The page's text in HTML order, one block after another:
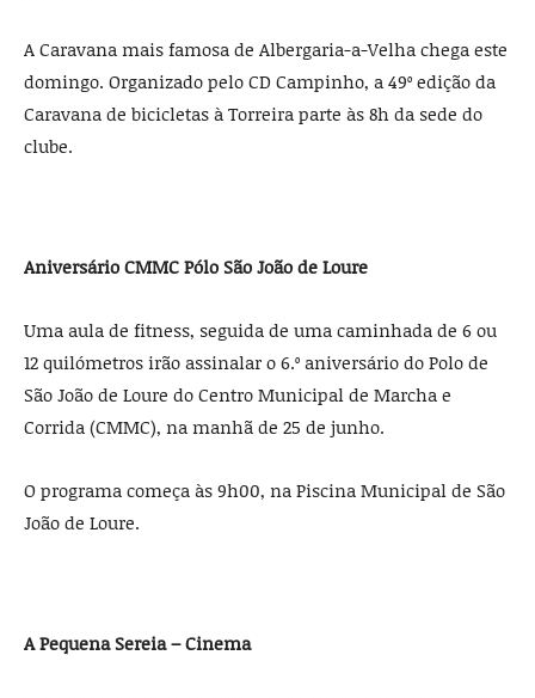
A Caravana mais famosa de Albergaria-a-Velha chega este
domingo. Organizado pelo CD Campinho, a 49º edição da
Caravana de bicicletas à Torreira parte às 8h da sede do
clube.
Aniversário CMMC Pólo São João de Loure
Uma aula de fitness, seguida de uma caminhada de 6 ou
12 quilómetros irão assinalar o 6.º aniversário do Polo de
São João de Loure do Centro Municipal de Marcha e
Corrida (CMMC), na manhã de 25 de junho.
O programa começa às 9h00, na Piscina Municipal de São
João de Loure.
A Pequena Sereia – Cinema